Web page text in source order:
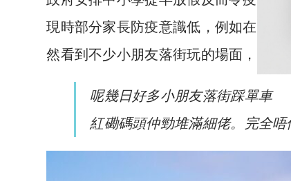
現時部分家長防疫意識低，例如在落公
然看到不少小朋友落街玩的場面，完全
呢幾日好多小朋友落街踩單車
紅磡碼頭仲勁堆滿細佬。完全唔